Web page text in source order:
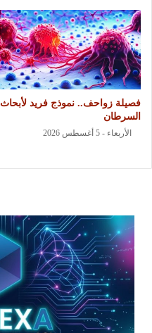
فصيلة زواحف.. نموذج فريد لأبحاث
السرطان
الأربعاء - 5 أغسطس 2026